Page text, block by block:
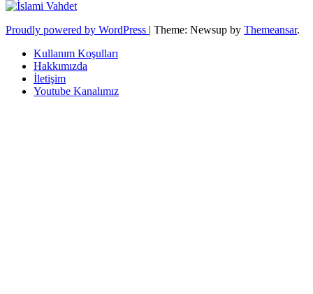
Proudly powered by WordPress | Theme: Newsup by Themeansar.
Kullanım Koşulları
Hakkımızda
İletişim
Youtube Kanalımız